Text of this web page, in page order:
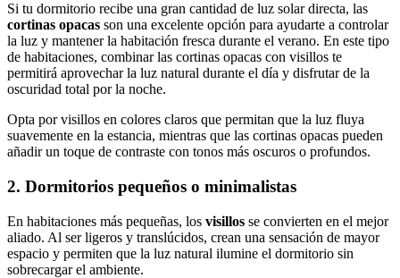
Si tu dormitorio recibe una gran cantidad de luz solar directa, las
cortinas opacas son una excelente opción para ayudarte a controlar
la luz y mantener la habitación fresca durante el verano. En este tipo
de habitaciones, combinar las cortinas opacas con visillos te
permitirá aprovechar la luz natural durante el día y disfrutar de la
oscuridad total por la noche.
Opta por visillos en colores claros que permitan que la luz fluya
suavemente en la estancia, mientras que las cortinas opacas pueden
añadir un toque de contraste con tonos más oscuros o profundos.
2. Dormitorios pequeños o minimalistas
En habitaciones más pequeñas, los visillos se convierten en el mejor
aliado. Al ser ligeros y translúcidos, crean una sensación de mayor
espacio y permiten que la luz natural ilumine el dormitorio sin
sobrecargar el ambiente.